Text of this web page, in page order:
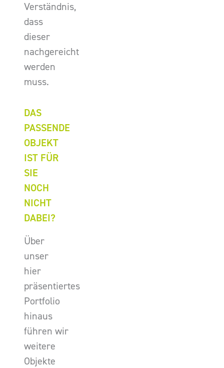
Verständnis,
dass
dieser
nachgereicht
werden
muss.
DAS
PASSENDE
OBJEKT
IST FÜR
SIE
NOCH
NICHT
DABEI?
Über
unser
hier
präsentiertes
Portfolio
hinaus
führen wir
weitere
Objekte